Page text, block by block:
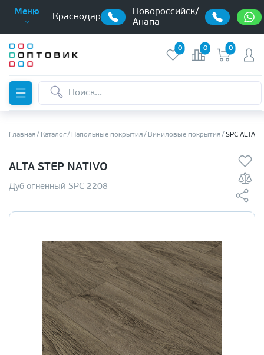
Меню
Краснодар
Новороссийск/
Анапа
0 0 0
Главная Каталог Напольные покрытия Виниловые покрытия SPC ALTA
ALTA STEP NATIVO
Дуб огненный SPC 2208